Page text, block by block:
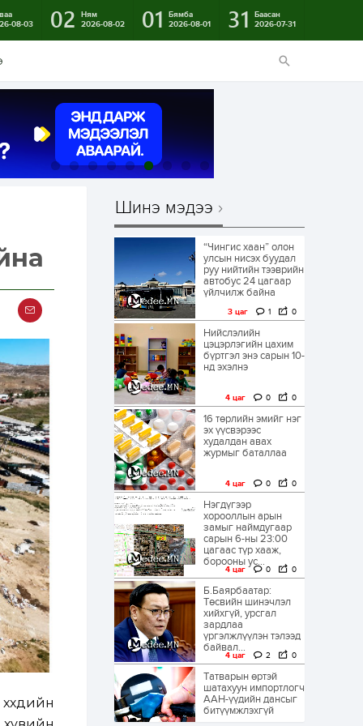
08-03
02
Ням
2026-08-02
01
Бямба
2026-08-01
31
Баасан
2026-07-31
Шинэ мэдээ
“Чингис хаан” олон
улсын нисэх буудал
руу нийтийн тээврийн
автобус 24 цагаар
үйлчилж байна
3 цаг 1 0
Нийслэлийн
цэцэрлэгийн цахим
бүртгэл энэ сарын 10-
нд эхэлнэ
4 цаг 0 0
16 төрлийн эмийг нэг
эх үүсвэрээс
худалдан авах
журмыг баталлаа
4 цаг 0 0
Нэгдүгээр
хорооллын арын
замыг наймдугаар
сарын 6-ны 23:00
цагаас түр хааж,
борооны ус...
4 цаг 0 0
Б.Баярбаатар:
Төсвийн шинэчлэл
хийхгүй, урсгал
зардлаа
үргэлжлүүлэн тэлээд
байвал...
4 цаг 2 0
Татварын өртэй
шатахуун импортлогч
ААН-үүдийн дансыг
битүүмжлэхгүй